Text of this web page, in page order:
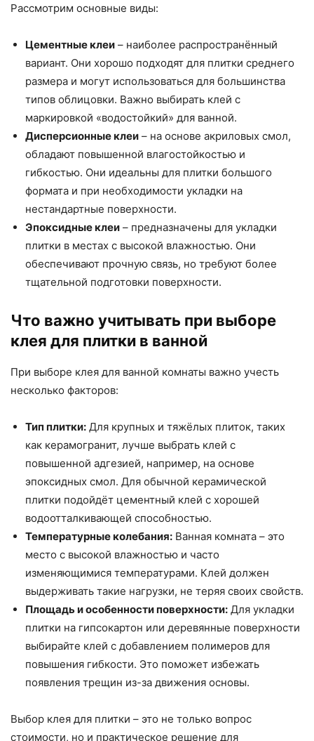
Рассмотрим основные виды:
Цементные клеи – наиболее распространённый
вариант. Они хорошо подходят для плитки среднего
размера и могут использоваться для большинства
типов облицовки. Важно выбирать клей с
маркировкой «водостойкий» для ванной.
Дисперсионные клеи – на основе акриловых смол,
обладают повышенной влагостойкостью и
гибкостью. Они идеальны для плитки большого
формата и при необходимости укладки на
нестандартные поверхности.
Эпоксидные клеи – предназначены для укладки
плитки в местах с высокой влажностью. Они
обеспечивают прочную связь, но требуют более
тщательной подготовки поверхности.
Что важно учитывать при выборе
клея для плитки в ванной
При выборе клея для ванной комнаты важно учесть
несколько факторов:
Тип плитки: Для крупных и тяжёлых плиток, таких
как керамогранит, лучше выбрать клей с
повышенной адгезией, например, на основе
эпоксидных смол. Для обычной керамической
плитки подойдёт цементный клей с хорошей
водоотталкивающей способностью.
Температурные колебания: Ванная комната – это
место с высокой влажностью и часто
изменяющимися температурами. Клей должен
выдерживать такие нагрузки, не теряя своих свойств.
Площадь и особенности поверхности: Для укладки
плитки на гипсокартон или деревянные поверхности
выбирайте клей с добавлением полимеров для
повышения гибкости. Это поможет избежать
появления трещин из-за движения основы.
Выбор клея для плитки – это не только вопрос
стоимости, но и практическое решение для